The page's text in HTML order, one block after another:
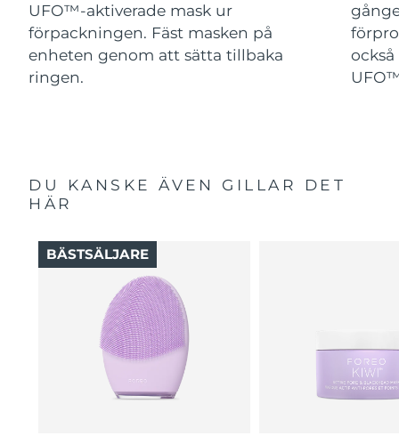
UFO™-aktiverade mask ur
förpackningen. Fäst masken på
enheten genom att sätta tillbaka
ringen.
DU KANSKE ÄVEN GILLAR DET
HÄR
BÄSTSÄLJARE